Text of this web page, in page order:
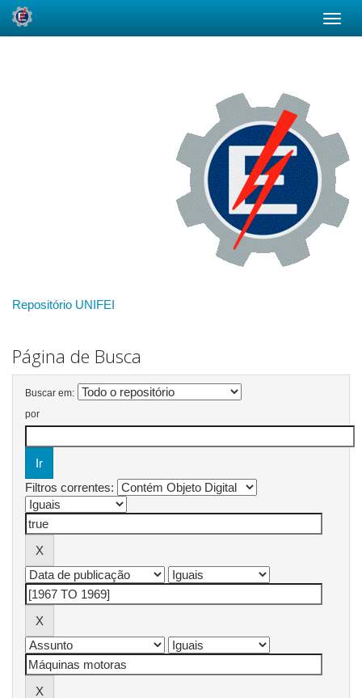
Repositório UNIFEI
Página de Busca
Buscar em:
por
Filtros correntes: